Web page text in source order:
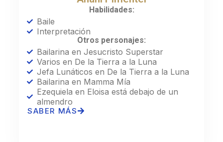
Habilidades:
Baile
Interpretación
Otros personajes:
Bailarina en Jesucristo Superstar
Varios en De la Tierra a la Luna
Jefa Lunáticos en De la Tierra a la Luna
Bailarina en Mamma Mía
Ezequiela en Eloisa está debajo de un
almendro
SABER MÁS